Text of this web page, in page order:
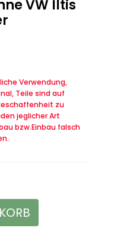
VW Iltis
Verwendung,
Teile sind auf
zu
jeglicher Art
bzw.Einbau falsch